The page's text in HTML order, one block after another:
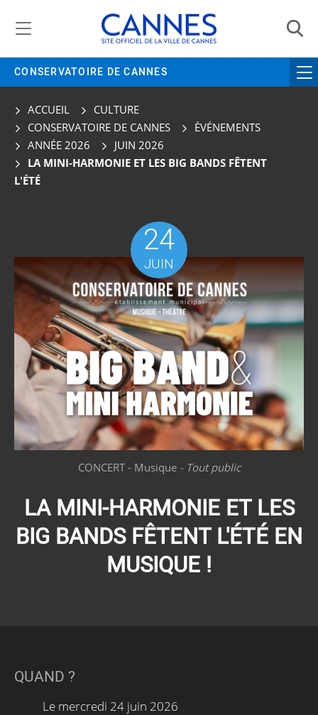
CONSERVATOIRE DE CANNES
ACCUEIL
CULTURE
CONSERVATOIRE DE CANNES
ÉVÉNEMENTS
ANNÉE 2026
JUIN 2026
LA MINI-HARMONIE ET LES BIG BANDS FÊTENT
L'ÉTÉ
24
JUIN
CONCERT Musique Tout public
LA MINI-HARMONIE ET LES
BIG BANDS FÊTENT L'ÉTÉ EN
MUSIQUE !
QUAND ?
Le mercredi 24 juin 2026